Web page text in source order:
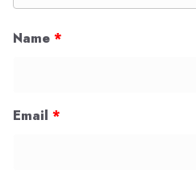
Name *
Email *